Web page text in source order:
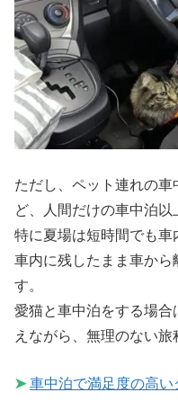
ただし、ペット連れの
ど、人間だけの車中泊以
特に夏場は短時間でも
車内に残したまま車か
す。
愛猫と車中泊をする場
えながら、無理のない旅
➤ 車中泊で満足度の高い